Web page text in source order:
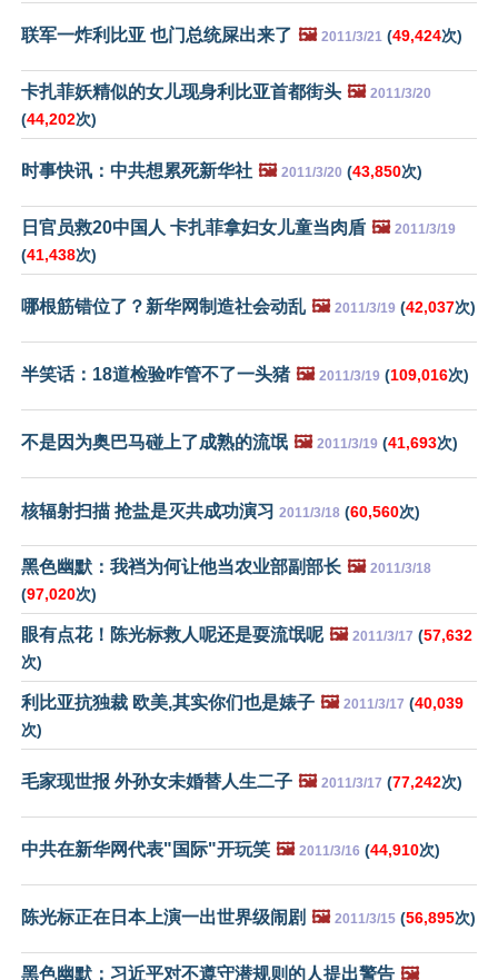
联军一炸利比亚 也门总统屎出来了 🖼️ 2011/3/21 (49,424次)
卡扎菲妖精似的女儿现身利比亚首都街头 🖼️ 2011/3/20
(44,202次)
时事快讯：中共想累死新华社 🖼️ 2011/3/20 (43,850次)
日官员救20中国人 卡扎菲拿妇女儿童当肉盾 🖼️ 2011/3/19
(41,438次)
哪根筋错位了？新华网制造社会动乱 🖼️ 2011/3/19 (42,037次)
半笑话：18道检验咋管不了一头猪 🖼️ 2011/3/19 (109,016次)
不是因为奥巴马碰上了成熟的流氓 🖼️ 2011/3/19 (41,693次)
核辐射扫描 抢盐是灭共成功演习 2011/3/18 (60,560次)
黑色幽默：我裆为何让他当农业部副部长 🖼️ 2011/3/18
(97,020次)
眼有点花！陈光标救人呢还是耍流氓呢 🖼️ 2011/3/17 (57,632
次)
利比亚抗独裁 欧美,其实你们也是婊子 🖼️ 2011/3/17 (40,039
次)
毛家现世报 外孙女未婚替人生二子 🖼️ 2011/3/17 (77,242次)
中共在新华网代表"国际"开玩笑 🖼️ 2011/3/16 (44,910次)
陈光标正在日本上演一出世界级闹剧 🖼️ 2011/3/15 (56,895次)
黑色幽默：习近平对不遵守潜规则的人提出警告 🖼️